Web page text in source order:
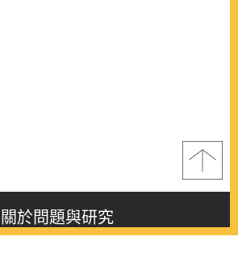
關於問題與研究
About this journal